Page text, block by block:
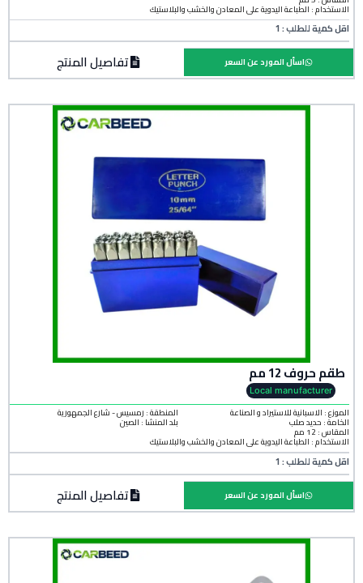
الاستخدام : الطباعة اليدوية على المعادن والخشب والبلاستيك
اقل كمية للطلب : 1
تفاصيل المنتج اسأل المورد عن السعر
طقم حروف 12 مم
Local manufacturer
الموزع : الاسبانية للاستيراد و الصناعة
الخامة : حديد صلب
المنطقة : رمسيس - شارع الجمهورية
بلد المنشأ : الصين
المقاس : 12 مم
الاستخدام : الطباعة اليدوية على المعادن والخشب والبلاستيك
اقل كمية للطلب : 1
تفاصيل المنتج اسأل المورد عن السعر